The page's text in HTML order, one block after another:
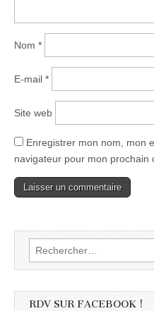
Nom *
E-mail *
Site web
Enregistrer mon nom, mon
navigateur pour mon prochain
Rechercher :
RDV SUR FACEBOOK !